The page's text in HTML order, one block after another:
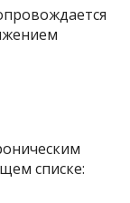
списке: